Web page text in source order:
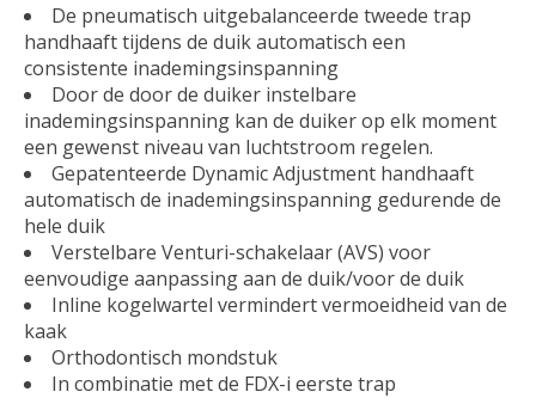
De pneumatisch uitgebalanceerde tweede trap
handhaaft tijdens de duik automatisch een
consistente inademingsinspanning
Door de door de duiker instelbare
inademingsinspanning kan de duiker op elk moment
een gewenst niveau van luchtstroom regelen.
Gepatenteerde Dynamic Adjustment handhaaft
automatisch de inademingsinspanning gedurende de
hele duik
Verstelbare Venturi-schakelaar (AVS) voor
eenvoudige aanpassing aan de duik/voor de duik
Inline kogelwartel vermindert vermoeidheid van de
kaak
Orthodontisch mondstuk
In combinatie met de FDX-i eerste trap